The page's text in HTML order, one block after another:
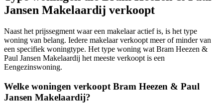
Jansen Makelaardij verkoopt
Naast het prijssegment waar een makelaar actief is, is het type
woning van belang. Iedere makelaar verkoopt meer of minder van
een specifiek woningtype. Het type woning wat Bram Heezen &
Paul Jansen Makelaardij het meeste verkoopt is een
Eengezinswoning.
Welke woningen verkoopt Bram Heezen & Paul
Jansen Makelaardij?